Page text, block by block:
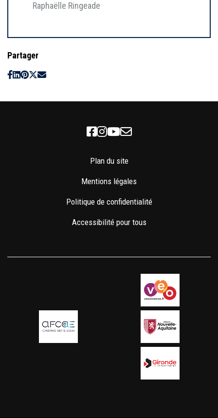
Raphaëlle Ringeade
Partager
Facebook
Instagram
Youtube
Newsletter
Plan du site
Mentions légales
Politique de confidentialité
Accessibilité pour tous